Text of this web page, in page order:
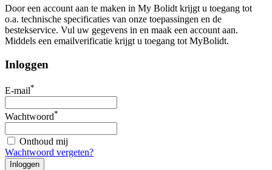
Door een account aan te maken in My Bolidt krijgt u toegang tot
o.a. technische specificaties van onze toepassingen en de
bestekservice. Vul uw gegevens in en maak een account aan.
Middels een emailverificatie krijgt u toegang tot MyBolidt.
Inloggen
E-mail*
Wachtwoord*
Onthoud mij
Wachtwoord vergeten?